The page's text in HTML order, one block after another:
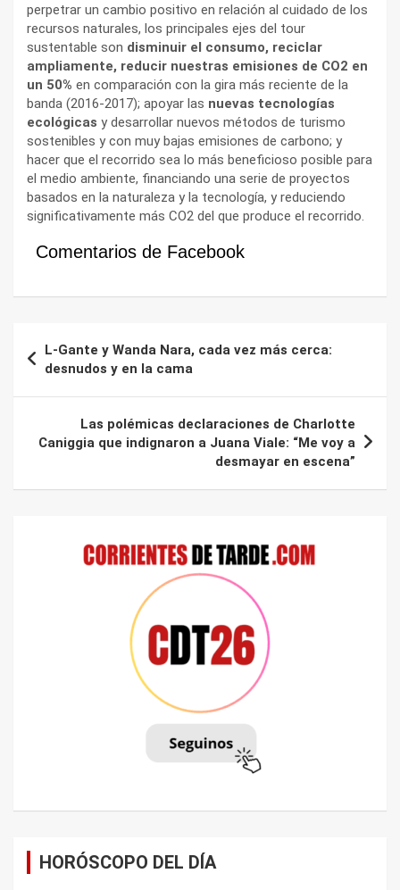
perpetrar un cambio positivo en relación al cuidado de los
recursos naturales, los principales ejes del tour
sustentable son disminuir el consumo, reciclar
ampliamente, reducir nuestras emisiones de CO2 en
un 50% en comparación con la gira más reciente de la
banda (2016-2017); apoyar las nuevas tecnologías
ecológicas y desarrollar nuevos métodos de turismo
sostenibles y con muy bajas emisiones de carbono; y
hacer que el recorrido sea lo más beneficioso posible para
el medio ambiente, financiando una serie de proyectos
basados en la naturaleza y la tecnología, y reduciendo
significativamente más CO2 del que produce el recorrido.
Comentarios de Facebook
de
entradas
L-Gante y Wanda Nara, cada vez más cerca:
desnudos y en la cama
Las polémicas declaraciones de Charlotte
Caniggia que indignaron a Juana Viale: “Me voy a
desmayar en escena”
HORÓSCOPO DEL DÍA